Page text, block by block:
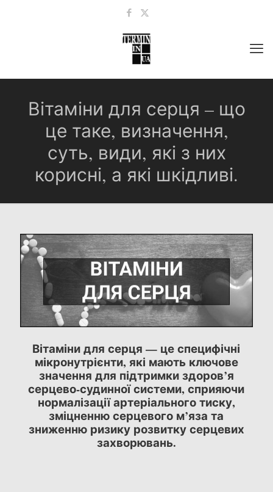
Вітаміни для серця – що
це таке, визначення,
суть, види, які з них
корисні, а які шкідливі.
Вітаміни для серця — це специфічні
мікронутрієнти, які мають ключове
значення для підтримки здоров’я
серцево-судинної системи, сприяючи
нормалізації артеріального тиску,
зміцненню серцевого м’яза та
зниженню ризику розвитку серцевих
захворювань.